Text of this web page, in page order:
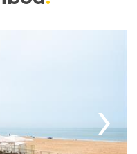
›